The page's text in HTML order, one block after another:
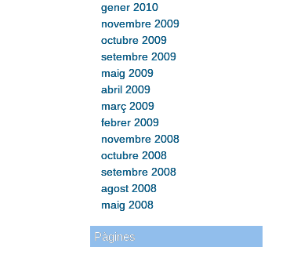
gener 2010
novembre 2009
octubre 2009
setembre 2009
maig 2009
abril 2009
març 2009
febrer 2009
novembre 2008
octubre 2008
setembre 2008
agost 2008
maig 2008
Pàgines